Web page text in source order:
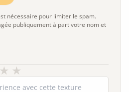
nécessaire pour limiter le spam.
publiquement à part votre nom et
★
★